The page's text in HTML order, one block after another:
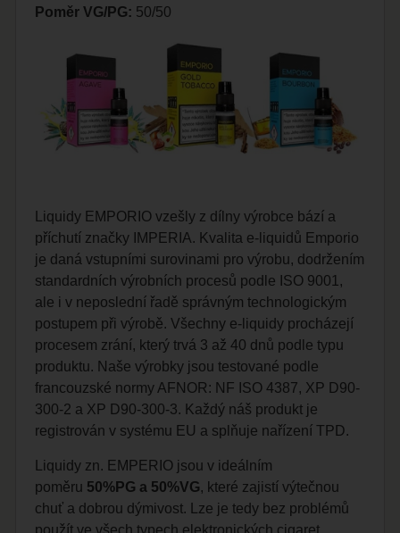
Poměr VG/PG: 50/50
Liquidy EMPORIO vzešly z dílny výrobce bází a
příchutí značky IMPERIA. Kvalita e-liquidů Emporio
je daná vstupními surovinami pro výrobu, dodržením
standardních výrobních procesů podle ISO 9001,
ale i v neposlední řadě správným technologickým
postupem při výrobě. Všechny e-liquidy procházejí
procesem zrání, který trvá 3 až 40 dnů podle typu
produktu. Naše výrobky jsou testované podle
francouzské normy AFNOR: NF ISO 4387, XP D90-
300-2 a XP D90-300-3. Každý náš produkt je
registrován v systému EU a splňuje nařízení TPD.
Liquidy zn. EMPERIO jsou v ideálním
poměru 50%PG a 50%VG, které zajistí výtečnou
chuť a dobrou dýmivost. Lze je tedy bez problémů
použít ve všech typech elektronických cigaret.